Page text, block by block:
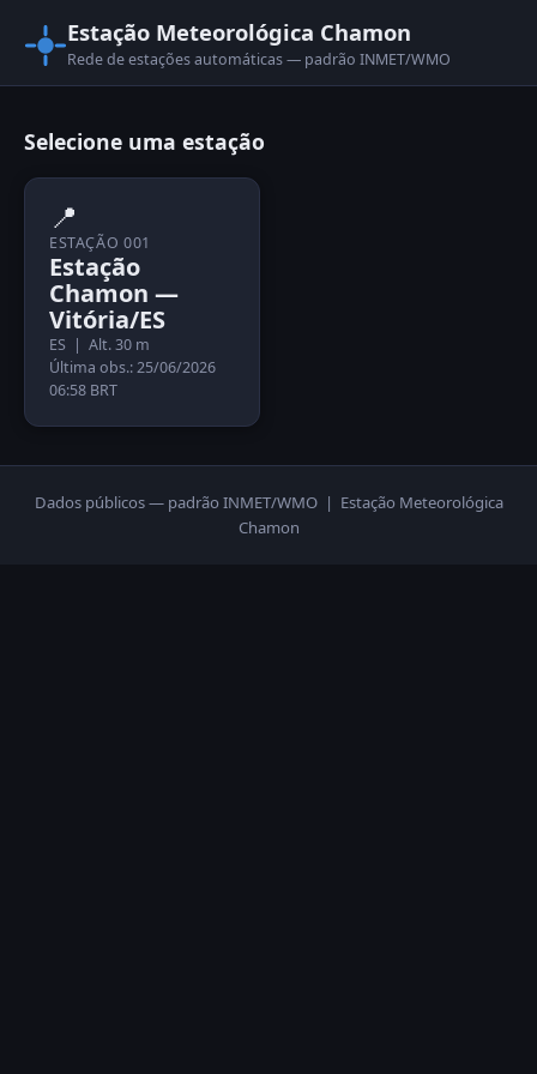
Estação Meteorológica Chamon
Rede de estações automáticas — padrão INMET/WMO
Selecione uma estação
📍
ESTAÇÃO 001
Estação
Chamon —
Vitória/ES
ES | Alt. 30 m
Última obs.: 25/06/2026
06:58 BRT
Dados públicos — padrão INMET/WMO | Estação Meteorológica
Chamon